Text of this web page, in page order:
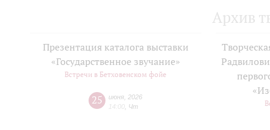
Архив
Презентация каталога выставки
«Государственное звучание»
Встречи в Бетховенском фойе
25 июня 2026
14:00 Чт